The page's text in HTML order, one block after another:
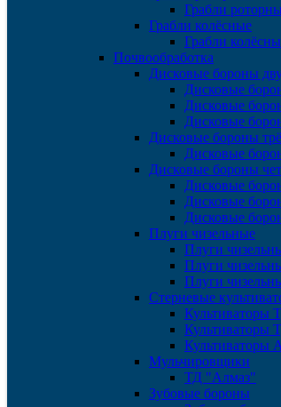
Грабли
Грабли колёсные
Грабли
Почвообработка
Дисковые бороны
Дисковые
Дисковые
Дисковые
Дисковые бороны
Дисковые
Дисковые бороны
Дисковые
Дисковые
Дисковые
Плуги чизельные
Плуги
Плуги
Плуги
Стерневые
Культиваторы
Культиваторы
Культиваторы
Мульчировщики
ТД "Алмаз"
Зубовые бороны